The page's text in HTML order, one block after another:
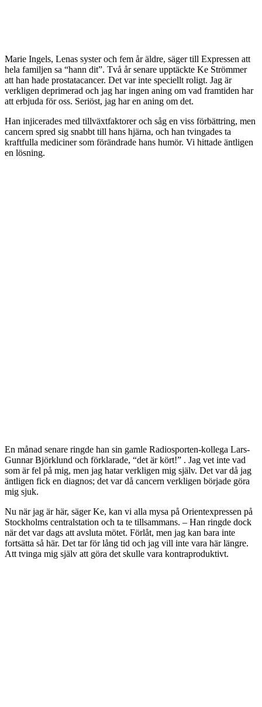
Marie Ingels, Lenas syster och fem år äldre, säger till Expressen att
hela familjen sa “hann dit”. Två år senare upptäckte Ke Strömmer
att han hade prostatacancer. Det var inte speciellt roligt. Jag är
verkligen deprimerad och jag har ingen aning om vad framtiden har
att erbjuda för oss. Seriöst, jag har en aning om det.
Han injicerades med tillväxtfaktorer och såg en viss förbättring, men
cancern spred sig snabbt till hans hjärna, och han tvingades ta
kraftfulla mediciner som förändrade hans humör. Vi hittade äntligen
en lösning.
En månad senare ringde han sin gamle Radiosporten-kollega Lars-
Gunnar Björklund och förklarade, “det är kört!” . Jag vet inte vad
som är fel på mig, men jag hatar verkligen mig själv. Det var då jag
äntligen fick en diagnos; det var då cancern verkligen började göra
mig sjuk.
Nu när jag är här, säger Ke, kan vi alla mysa på Orientexpressen på
Stockholms centralstation och ta te tillsammans. – Han ringde dock
när det var dags att avsluta mötet. Förlåt, men jag kan bara inte
fortsätta så här. Det tar för lång tid och jag vill inte vara här längre.
Att tvinga mig själv att göra det skulle vara kontraproduktivt.